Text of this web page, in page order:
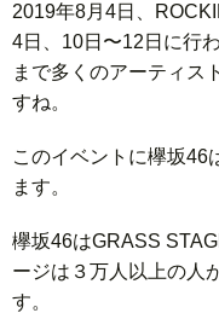
2019年8月4日、
4日、10日〜12日に行
まで多くのアーティス
すね。
このイベントに欅坂46
ます。
欅坂46はGRASS
ージは３万人以上の人
す。